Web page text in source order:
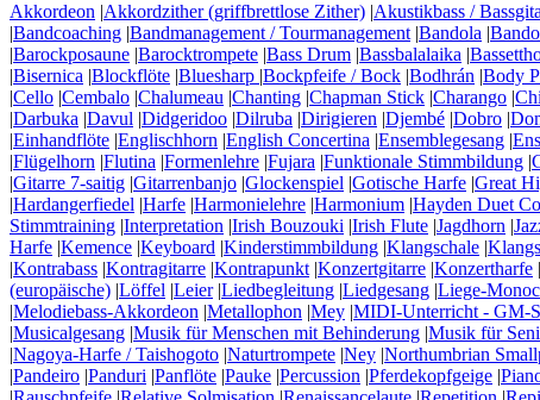
Akkordeon |Akkordzither (griffbrettlose Zither) |Akustikbass /
|Bandcoaching |Bandmanagement / Tourmanagement|Bandola |
|Barockposaune |Barocktrompete |Bass Drum |Bassbalalaika |
|Bisernica |Blockflöte |Bluesharp |Bockpfeife / Bock |Bodhrán |Body
|Cello |Cembalo |Chalumeau |Chanting |Chapman Stick |Charango |
|Darbuka |Davul |Didgeridoo |Dilruba |Dirigieren |Djembé |Dobro |
|Einhandflöte |Englischhorn |English Concertina |Ensemblegesang |
|Flügelhorn |Flutina |Formenlehre |Fujara |Funktionale Stimmbildung |
|Gitarre 7-saitig |Gitarrenbanjo |Glockenspiel |Gotische Harfe |Great
|Hardangerfiedel |Harfe |Harmonielehre |Harmonium |Hayden Duet
Stimmtraining |Interpretation |Irish Bouzouki |Irish Flute |Jagdhorn |
Harfe |Kemence |Keyboard |Kinderstimmbildung |Klangschale |
|Kontrabass |Kontragitarre |Kontrapunkt|Konzertgitarre |Konzertharfe |
(europäische) |Löffel |Leier|Liedbegleitung |Liedgesang |Liege-
|Melodiebass-Akkordeon |Metallophon |Mey |MIDI-Unterricht - GM-
|Musicalgesang |Musik für Menschen mit Behinderung |Musik für
|Nagoya-Harfe / Taishogoto |Naturtrompete |Ney |Northumbrian
|Pandeiro |Panduri |Panflöte |Pauke |Percussion |Pferdekopfgeige |